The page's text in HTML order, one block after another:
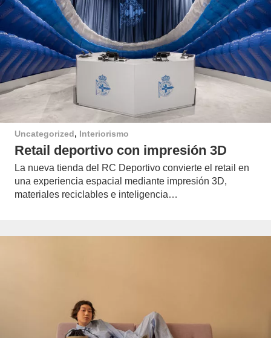
Uncategorized, Interiorismo
Retail deportivo con impresión 3D
La nueva tienda del RC Deportivo convierte el retail en
una experiencia espacial mediante impresión 3D,
materiales reciclables e inteligencia…